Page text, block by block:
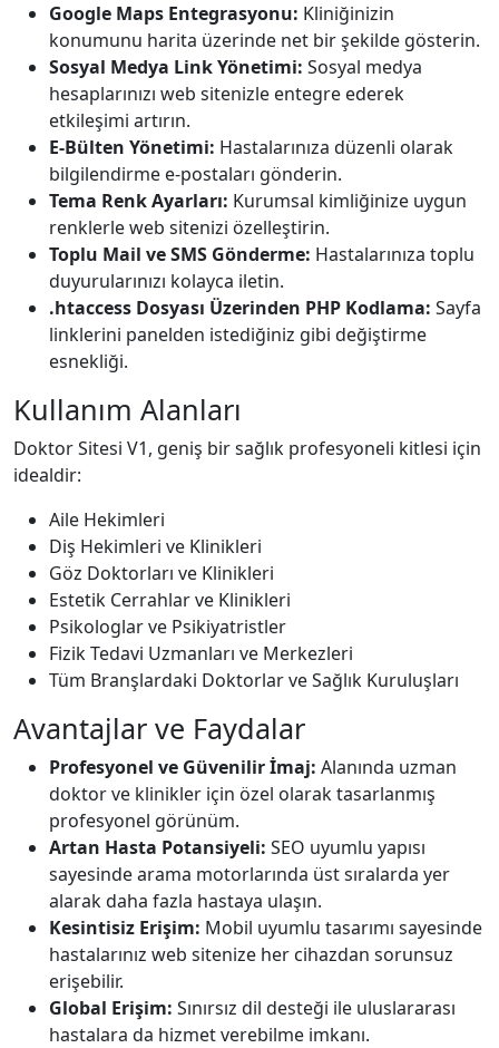
Google Maps Entegrasyonu: Kliniğinizin
konumunu harita üzerinde net bir şekilde gösterin.
Sosyal Medya Link Yönetimi: Sosyal medya
hesaplarınızı web sitenizle entegre ederek
etkileşimi artırın.
E-Bülten Yönetimi: Hastalarınıza düzenli olarak
bilgilendirme e-postaları gönderin.
Tema Renk Ayarları: Kurumsal kimliğinize uygun
renklerle web sitenizi özelleştirin.
Toplu Mail ve SMS Gönderme: Hastalarınıza toplu
duyurularınızı kolayca iletin.
.htaccess Dosyası Üzerinden PHP Kodlama: Sayfa
linklerini panelden istediğiniz gibi değiştirme
esnekliği.
Kullanım Alanları
Doktor Sitesi V1, geniş bir sağlık profesyoneli kitlesi için
idealdir:
Aile Hekimleri
Diş Hekimleri ve Klinikleri
Göz Doktorları ve Klinikleri
Estetik Cerrahlar ve Klinikleri
Psikologlar ve Psikiyatristler
Fizik Tedavi Uzmanları ve Merkezleri
Tüm Branşlardaki Doktorlar ve Sağlık Kuruluşları
Avantajlar ve Faydalar
Profesyonel ve Güvenilir İmaj: Alanında uzman
doktor ve klinikler için özel olarak tasarlanmış
profesyonel görünüm.
Artan Hasta Potansiyeli: SEO uyumlu yapısı
sayesinde arama motorlarında üst sıralarda yer
alarak daha fazla hastaya ulaşın.
Kesintisiz Erişim: Mobil uyumlu tasarımı sayesinde
hastalarınız web sitenize her cihazdan sorunsuz
erişebilir.
Global Erişim: Sınırsız dil desteği ile uluslararası
hastalara da hizmet verebilme imkanı.